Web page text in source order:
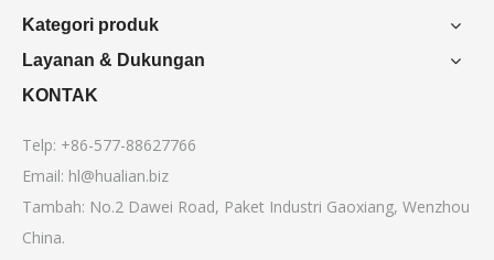
Kategori produk
Layanan & Dukungan
KONTAK
Telp: +86-577-88627766
Email: hl@hualian.biz
Tambah: No.2 Dawei Road, Paket Industri Gaoxiang, Wenzhou
China.